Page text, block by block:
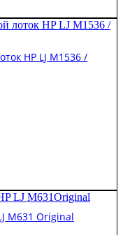
HP LJ M1536 /
M631 Original